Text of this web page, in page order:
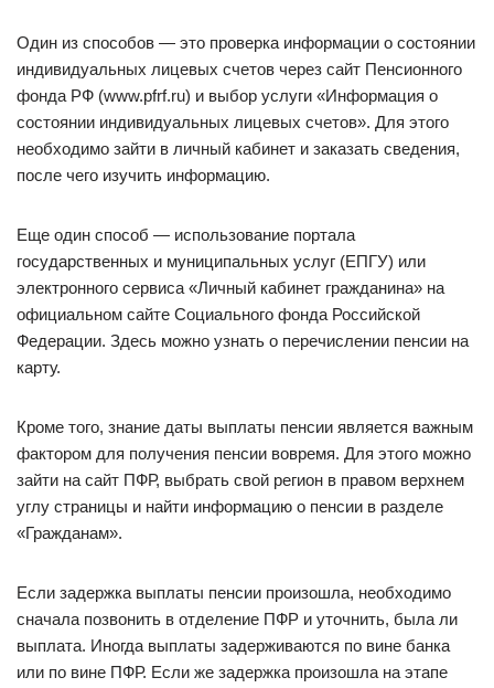
Один из способов — это проверка информации о состоянии
индивидуальных лицевых счетов через сайт Пенсионного
фонда РФ (www.pfrf.ru) и выбор услуги «Информация о
состоянии индивидуальных лицевых счетов». Для этого
необходимо зайти в личный кабинет и заказать сведения,
после чего изучить информацию.
Еще один способ — использование портала
государственных и муниципальных услуг (ЕПГУ) или
электронного сервиса «Личный кабинет гражданина» на
официальном сайте Социального фонда Российской
Федерации. Здесь можно узнать о перечислении пенсии на
карту.
Кроме того, знание даты выплаты пенсии является важным
фактором для получения пенсии вовремя. Для этого можно
зайти на сайт ПФР, выбрать свой регион в правом верхнем
углу страницы и найти информацию о пенсии в разделе
«Гражданам».
Если задержка выплаты пенсии произошла, необходимо
сначала позвонить в отделение ПФР и уточнить, была ли
выплата. Иногда выплаты задерживаются по вине банка
или по вине ПФР. Если же задержка произошла на этапе